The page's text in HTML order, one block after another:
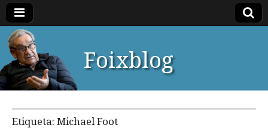
Foixblog
Etiqueta: Michael Foot